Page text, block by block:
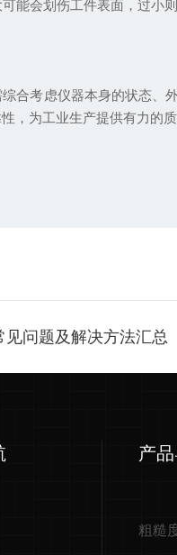
会划伤工件表面，过小
考虑仪器本身的状态、
，为工业生产提供有力的质
问题及解决方法汇总
产
粗糙